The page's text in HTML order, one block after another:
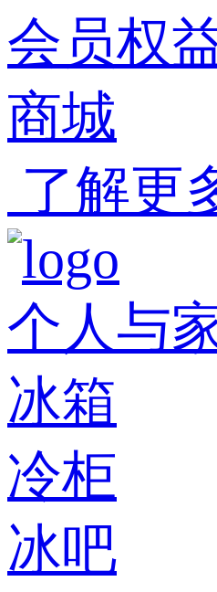
会员权
商城
了解更
个人与
冰箱
冷柜
冰吧